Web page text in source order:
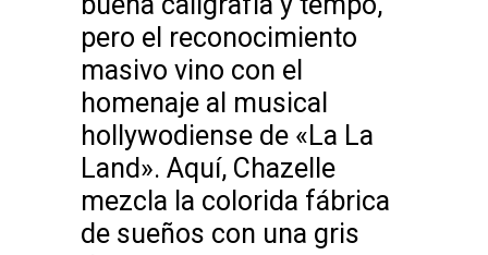
pero el reconocimiento
masivo vino con el
homenaje al musical
hollywodiense de «La La
Land». Aquí, Chazelle
mezcla la colorida fábrica
de sueños con una gris